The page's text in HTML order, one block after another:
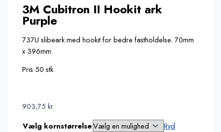
3M Cubitron II Hookit ark
Purple
737U slibeark med hookit for bedre fastholdelse. 70mm
x 396mm.
Pris 50 stk.
903,75kr.
Vælg kornstørrelse
Ryd